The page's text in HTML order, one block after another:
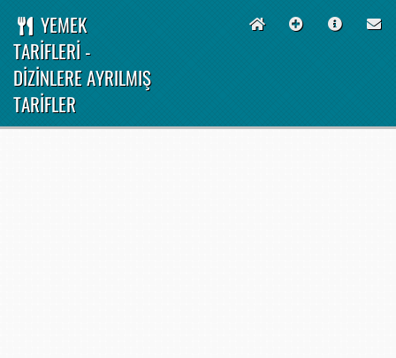
YEMEK
TARİFLERİ -
DİZİNLERE AYRILMIŞ
TARİFLER